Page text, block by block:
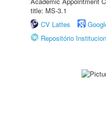
title: MS-3.1
CV Lattes
Repositório